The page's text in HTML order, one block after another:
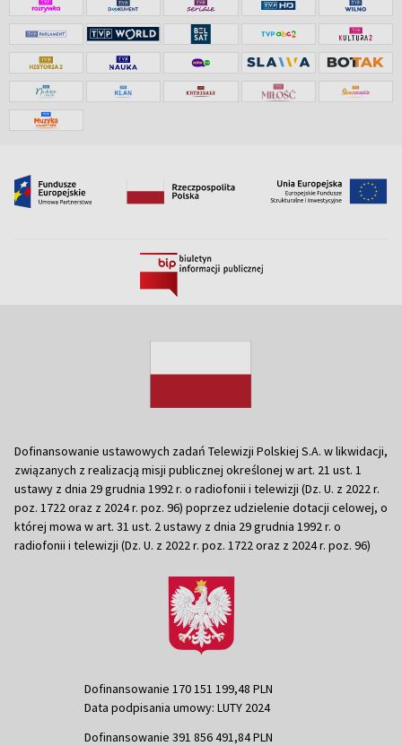
Dofinansowanie ustawowych zadań Telewizji Polskiej S.A. w likwidacji,
związanych z realizacją misji publicznej określonej w art. 21 ust. 1
ustawy z dnia 29 grudnia 1992 r. o radiofonii i telewizji (Dz. U. z 2022 r.
poz. 1722 oraz z 2024 r. poz. 96) poprzez udzielenie dotacji celowej, o
której mowa w art. 31 ust. 2 ustawy z dnia 29 grudnia 1992 r. o
radiofonii i telewizji (Dz. U. z 2022 r. poz. 1722 oraz z 2024 r. poz. 96)
Dofinansowanie 170 151 199,48 PLN
Data podpisania umowy: LUTY 2024
Dofinansowanie 391 856 491,84 PLN